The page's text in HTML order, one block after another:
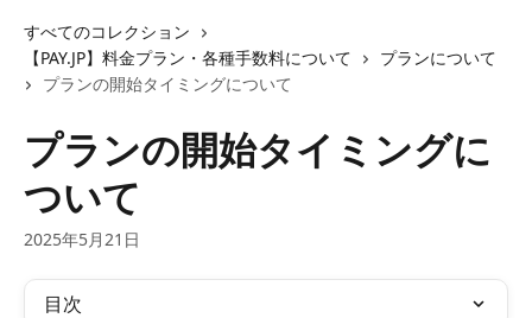
すべてのコレクション
【PAY.JP】料金プラン・各種手数料について
プランについて
プランの開始タイミングについて
プランの開始タイミングに
ついて
2025年5月21日
目次